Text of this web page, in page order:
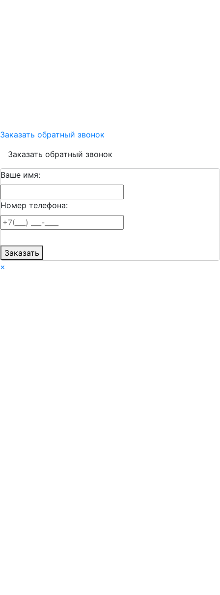
Заказать обратный звонок
Заказать обратный звонок
Ваше имя:
Номер телефона:
Заказать
×